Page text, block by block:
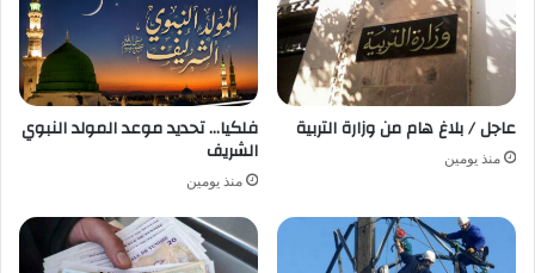
عاجل / بلاغ هام من وزارة التربية
منذ يومين
فلكيا… تحديد موعد المولد النبوي
الشريف
منذ يومين